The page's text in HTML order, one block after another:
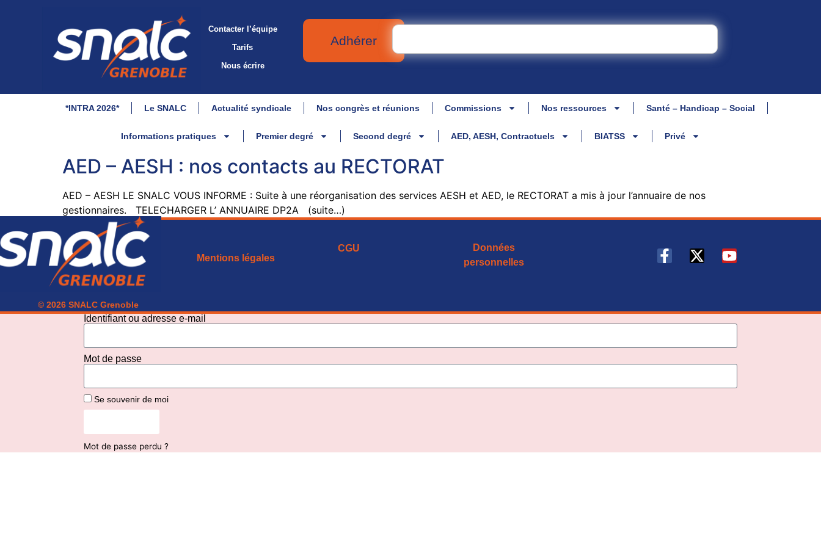
Contacter l’équipe
Tarifs
Nous écrire
Adhérer
*INTRA 2026* Le SNALC Actualité syndicale Nos congrès et réunions Commissions Nos ressources Santé – Handicap – Social
Informations pratiques Premier degré Second degré AED, AESH, Contractuels BIATSS Privé
AED – AESH : nos contacts au RECTORAT
AED – AESH LE SNALC VOUS INFORME : Suite à une réorganisation des services AESH et AED, le RECTORAT a mis à jour l’annuaire de nos
gestionnaires. TELECHARGER L’ ANNUAIRE DP2A (suite…)
Mentions légales
CGU
Données
personnelles
© 2026 SNALC Grenoble
Identifiant ou adresse e-mail
Mot de passe
Se souvenir de moi
Mot de passe perdu ?